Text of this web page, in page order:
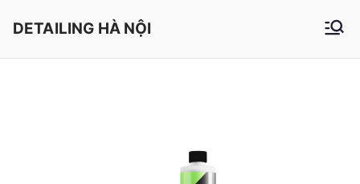
tới
nội
DETAILING HÀ NỘI